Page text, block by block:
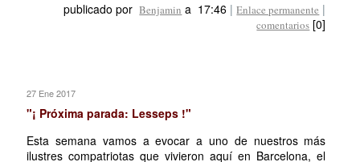
publicado por Benjamin a 17:46 |Enlace permanente |
comentarios [0]
27 Ene 2017
"¡ Próxima parada: Lesseps !"
Esta semana vamos a evocar a uno de nuestros más
ilustres compatriotas que vivieron aquí en Barcelona, el